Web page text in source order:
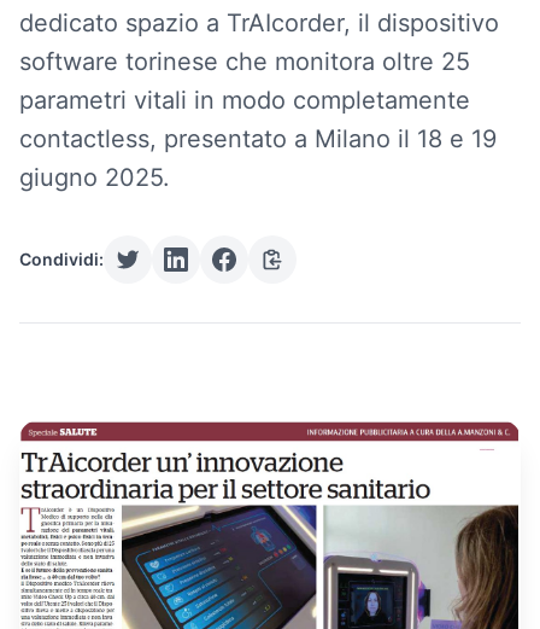
dedicato spazio a TrAIcorder, il dispositivo
software torinese che monitora oltre 25
parametri vitali in modo completamente
contactless, presentato a Milano il 18 e 19
giugno 2025.
Condividi: